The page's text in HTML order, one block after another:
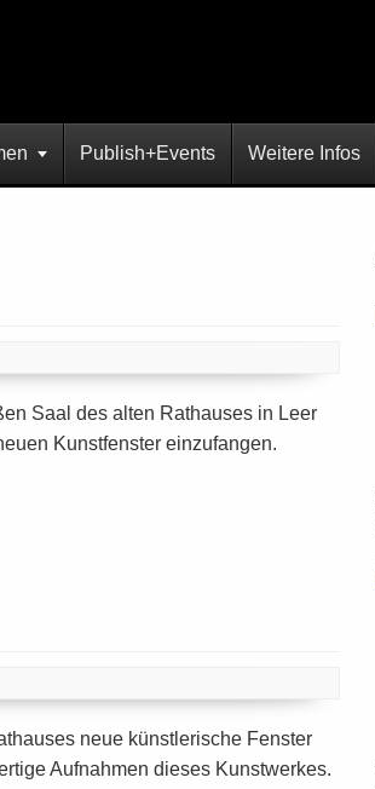
Publish+Events Weitere Infos
Saal des alten Rathauses in Leer
Kunstfenster einzufangen.
neue künstlerische Fenster
Aufnahmen dieses Kunstwerkes.